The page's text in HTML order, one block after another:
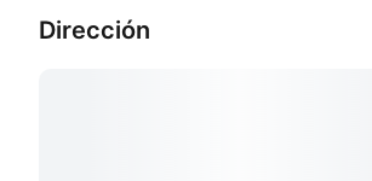
Dirección